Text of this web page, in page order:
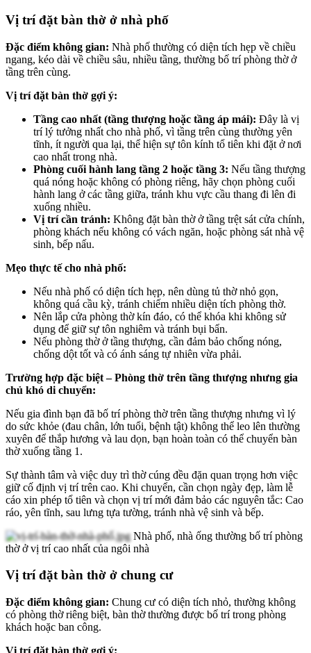
Vị trí đặt bàn thờ ở nhà phố
Đặc điểm không gian: Nhà phố thường có diện tích hẹp về chiều
ngang, kéo dài về chiều sâu, nhiều tầng, thường bố trí phòng thờ ở
tầng trên cùng.
Vị trí đặt bàn thờ gợi ý:
Tầng cao nhất (tầng thượng hoặc tầng áp mái): Đây là vị
trí lý tưởng nhất cho nhà phố, vì tầng trên cùng thường yên
tĩnh, ít người qua lại, thể hiện sự tôn kính tổ tiên khi đặt ở nơi
cao nhất trong nhà.
Phòng cuối hành lang tầng 2 hoặc tầng 3: Nếu tầng thượng
quá nóng hoặc không có phòng riêng, hãy chọn phòng cuối
hành lang ở các tầng giữa, tránh khu vực cầu thang đi lên đi
xuống nhiều.
Vị trí cần tránh: Không đặt bàn thờ ở tầng trệt sát cửa chính,
phòng khách nếu không có vách ngăn, hoặc phòng sát nhà vệ
sinh, bếp nấu.
Mẹo thực tế cho nhà phố:
Nếu nhà phố có diện tích hẹp, nên dùng tủ thờ nhỏ gọn,
không quá cầu kỳ, tránh chiếm nhiều diện tích phòng thờ.
Nên lắp cửa phòng thờ kín đáo, có thể khóa khi không sử
dụng để giữ sự tôn nghiêm và tránh bụi bẩn.
Nếu phòng thờ ở tầng thượng, cần đảm bảo chống nóng,
chống dột tốt và có ánh sáng tự nhiên vừa phải.
Trường hợp đặc biệt – Phòng thờ trên tầng thượng nhưng gia
chủ khó di chuyển:
Nếu gia đình bạn đã bố trí phòng thờ trên tầng thượng nhưng vì lý
do sức khỏe (đau chân, lớn tuổi, bệnh tật) không thể leo lên thường
xuyên để thắp hương và lau dọn, bạn hoàn toàn có thể chuyển bàn
thờ xuống tầng 1.
Sự thành tâm và việc duy trì thờ cúng đều đặn quan trọng hơn việc
giữ cố định vị trí trên cao. Khi chuyển, cần chọn ngày đẹp, làm lễ
cáo xin phép tổ tiên và chọn vị trí mới đảm bảo các nguyên tắc: Cao
ráo, yên tĩnh, sau lưng tựa tường, tránh nhà vệ sinh và bếp.
Nhà phố, nhà ống thường bố trí phòng
thờ ở vị trí cao nhất của ngôi nhà
Vị trí đặt bàn thờ ở chung cư
Đặc điểm không gian: Chung cư có diện tích nhỏ, thường không
có phòng thờ riêng biệt, bàn thờ thường được bố trí trong phòng
khách hoặc ban công.